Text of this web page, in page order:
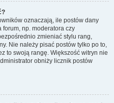
oznaczają, ile postów dany
forum, np. moderatora czy
zmieniać stylu rang,
Nie należy pisać postów tylko po to,
to swoją rangę. Większość witryn nie
obniży licznik postów